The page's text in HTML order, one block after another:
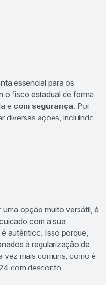
essencial para os
o fisco estadual de forma
e com segurança. Por
diversas ações, incluindo
opção muito versátil, é
com a sua
autêntico. Isso porque,
à regularização de
vez mais comuns, como é
com desconto.